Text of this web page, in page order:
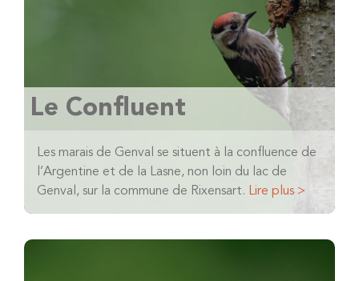
Le Confluent
Les marais de Genval se situent à la confluence de
l’Argentine et de la Lasne, non loin du lac de
Genval, sur la commune de Rixensart. Lire plus >